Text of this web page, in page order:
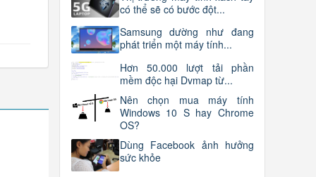
có thể sẽ có bước đột...
Samsung dường như đang
phát triển một máy tính...
Hơn 50.000 lượt tải phần
mềm độc hại Dvmap từ...
Nên chọn mua máy tính
Windows 10 S hay Chrome
OS?
Dùng Facebook ảnh hưởng
sức khỏe